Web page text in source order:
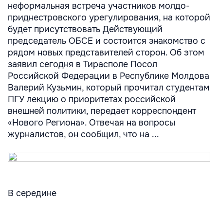
неформальная встреча участников молдо-
приднестровского урегулирования, на которой
будет присутствовать Действующий
председатель ОБСЕ и состоится знакомство с
рядом новых представителей сторон. Об этом
заявил сегодня в Тирасполе Посол
Российской Федерации в Республике Молдова
Валерий Кузьмин, который прочитал студентам
ПГУ лекцию о приоритетах российской
внешней политики, передает корреспондент
«Нового Региона». Отвечая на вопросы
журналистов, он сообщил, что на ...
В середине